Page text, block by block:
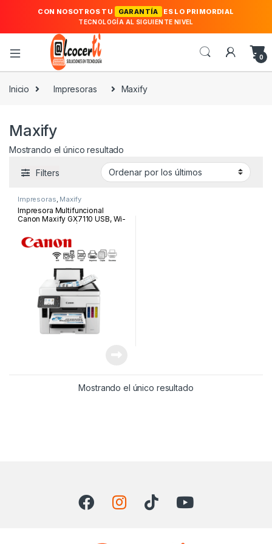
CON NOSOTROS TU GARANTÍA ES LO PRIMORDIAL
TECNOLOGÍA AL SIGUIENTE NIVEL
0
Inicio Impresoras Maxify
Maxify
Mostrando el único resultado
Filters
Impresoras, Maxify
Impresora Multifuncional
Canon Maxify GX7110 USB, Wi-
Mostrando el único resultado